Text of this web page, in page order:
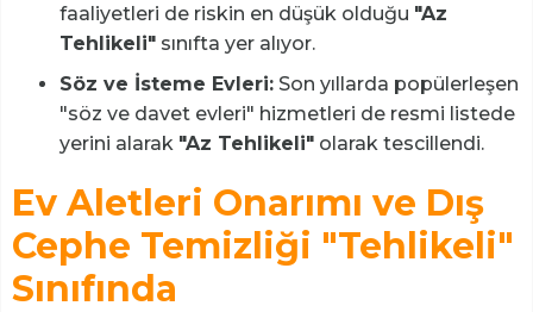
faaliyetleri de riskin en düşük olduğu "Az
Tehlikeli" sınıfta yer alıyor.
Söz ve İsteme Evleri: Son yıllarda popülerleşen
"söz ve davet evleri" hizmetleri de resmi listede
yerini alarak "Az Tehlikeli" olarak tescillendi.
Ev Aletleri Onarımı ve Dış
Cephe Temizliği "Tehlikeli"
Sınıfında